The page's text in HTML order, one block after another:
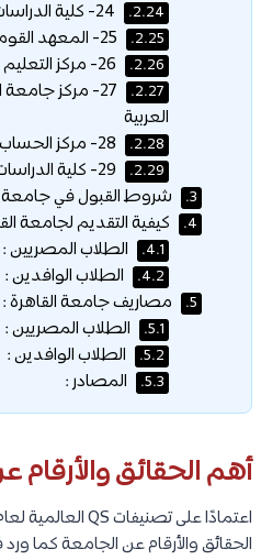
2.24.
2.25.
2.26.
2.27.
27- مركز جامعة
العربية
2.28.
2.29.
3. شروط القبول في جامعة
4. كيفية التقديم لجامعة
4.1. الطلاب المصريين :
4.2. الطلاب الوافدين :
5. مصاريف جامعة القاهرة :
5.1. الطلاب المصريين :
5.2. الطلاب الوافدين :
5.3. المصادر :
أهم الحقائق والأرقام
الحقائق والأرقام عن الجامعة كما